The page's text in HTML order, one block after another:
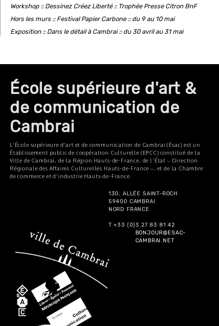
Workshop :: Dessinez Créez Liberté :: Trophée Presse Citron BnF
Hors les murs :: Festival Papier Carbone :: du 9 au 10 mai
Exposition :: Dans le détail à Cambrai :: du 30 avril au 31 mai
École supérieure d'art &
de communication de
Cambrai
L’École supérieure d'art et de communication de Cambrai (Ésac) est un
Établissement public de coopération Culturelle (EPCC) constitué de la
Ville de Cambrai, de la Région Hauts-de-France, de l’État – Direction
Régionale des Affaires Culturelles Hauts-de-France –, et de la Chambre
de commerce et d'industrie Hauts-de-France.
130, ALLÉE SAINT-ROCH
59400 CAMBRAI
NORD FRANCE
T +33 (0)3 27 83 81 42
BONJOUR@ESAC-
CAMBRAI.NET